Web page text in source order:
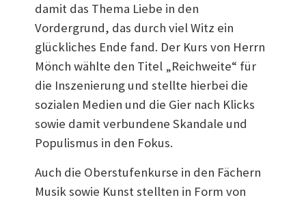
damit das Thema Liebe in den
Vordergrund, das durch viel Witz ein
glückliches Ende fand. Der Kurs von Herrn
Mönch wählte den Titel „Reichweite“ für
die Inszenierung und stellte hierbei die
sozialen Medien und die Gier nach Klicks
sowie damit verbundene Skandale und
Populismus in den Fokus.
Auch die Oberstufenkurse in den Fächern
Musik sowie Kunst stellten in Form von